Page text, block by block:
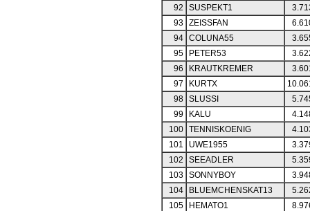
92
SUSPEKT1
93
ZEISSFAN
94
COLUNA55
95
PETER53
96
KRAUTKREMER
97
KURTX
98
SLUSSI
99
KALU
100
TENNISKOENIG
101
UWE1955
102
SEEADLER
103
SONNYBOY
104
BLUEMCHENSKAT13
105
HEMATO1